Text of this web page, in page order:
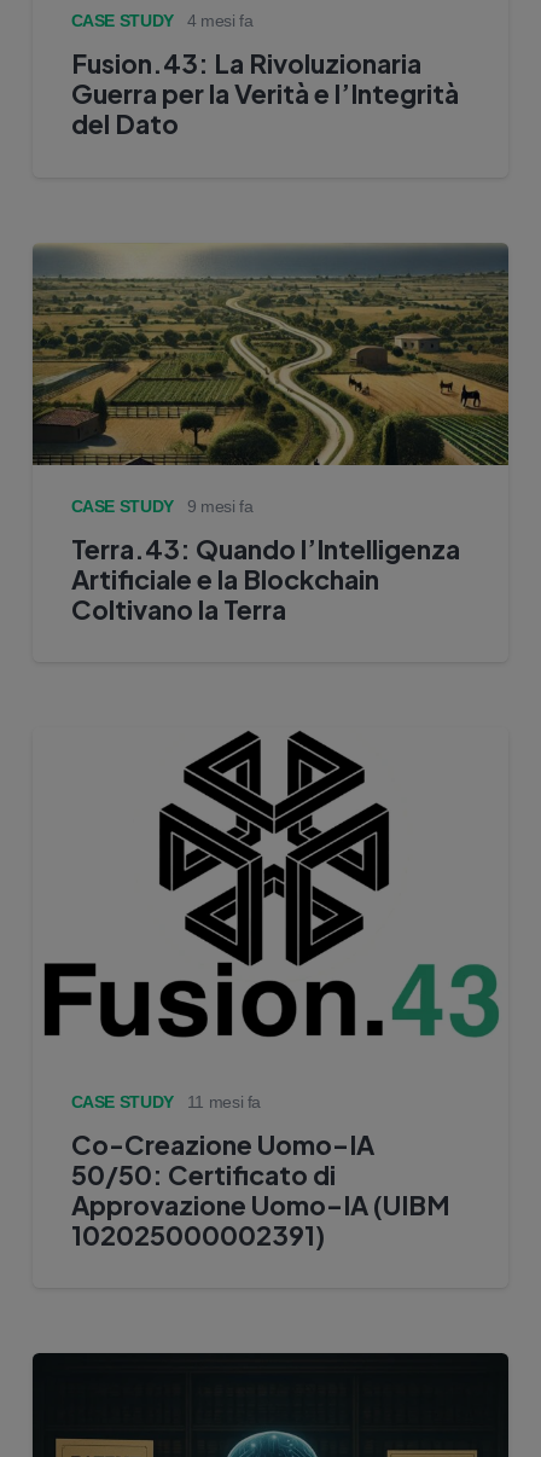
CASE STUDY 4 mesi fa
Fusion.43: La Rivoluzionaria
Guerra per la Verità e l’Integrità
del Dato
CASE STUDY 9 mesi fa
Terra.43: Quando l’Intelligenza
Artificiale e la Blockchain
Coltivano la Terra
CASE STUDY 11 mesi fa
Co-Creazione Uomo–IA
50/50: Certificato di
Approvazione Uomo–IA (UIBM
102025000002391)